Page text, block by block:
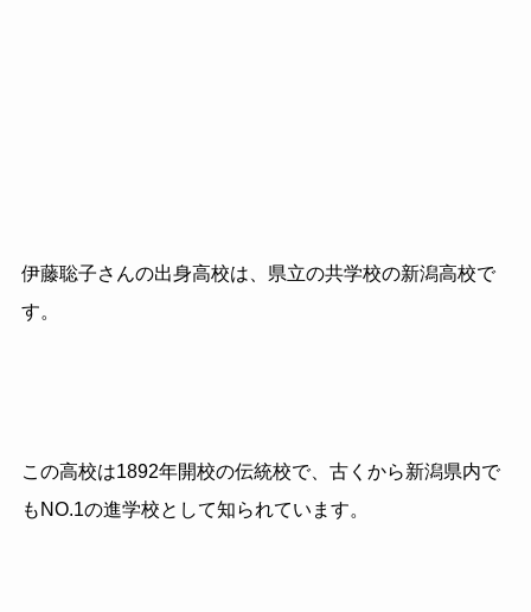
伊藤聡子さんの出身高校は、県立の共学校の新潟高校で
す。
この高校は1892年開校の伝統校で、古くから新潟県内で
もNO.1の進学校として知られています。